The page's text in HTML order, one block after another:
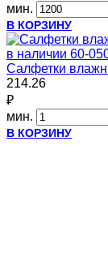
мин.
В КОРЗИНУ
в наличии 60-
Салфетки
214.26
₽
мин.
В КОРЗИНУ